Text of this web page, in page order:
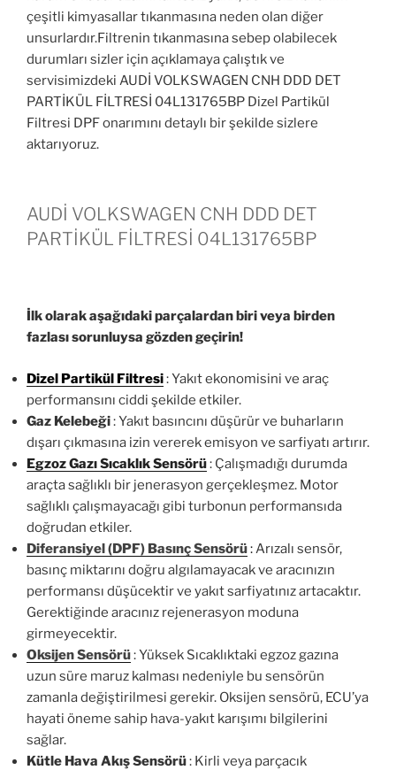
çeşitli kimyasallar tıkanmasına neden olan diğer
unsurlardır.Filtrenin tıkanmasına sebep olabilecek
durumları sizler için açıklamaya çalıştık ve
servisimizdeki AUDİ VOLKSWAGEN CNH DDD DET
PARTİKÜL FİLTRESİ 04L131765BP Dizel Partikül
Filtresi DPF onarımını detaylı bir şekilde sizlere
aktarıyoruz.
AUDİ VOLKSWAGEN CNH DDD DET
PARTİKÜL FİLTRESİ 04L131765BP
İlk olarak aşağıdaki parçalardan biri veya birden
fazlası sorunluysa gözden geçirin!
Dizel Partikül Filtresi: Yakıt ekonomisini ve araç
performansını ciddi şekilde etkiler.
Gaz Kelebeği: Yakıt basıncını düşürür ve buharların
dışarı çıkmasına izin vererek emisyon ve sarfiyatı artırır.
Egzoz Gazı Sıcaklık Sensörü: Çalışmadığı durumda
araçta sağlıklı bir jenerasyon gerçekleşmez. Motor
sağlıklı çalışmayacağı gibi turbonun performansıda
doğrudan etkiler.
Diferansiyel (DPF) Basınç Sensörü: Arızalı sensör,
basınç miktarını doğru algılamayacak ve aracınızın
performansı düşücektir ve yakıt sarfiyatınız artacaktır.
Gerektiğinde aracınız rejenerasyon moduna
girmeyecektir.
Oksijen Sensörü: Yüksek Sıcaklıktaki egzoz gazına
uzun süre maruz kalması nedeniyle bu sensörün
zamanla değiştirilmesi gerekir. Oksijen sensörü, ECU’ya
hayati öneme sahip hava-yakıt karışımı bilgilerini
sağlar.
Kütle Hava Akış Sensörü: Kirli veya parçacık